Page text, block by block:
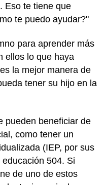
Eso te tiene que
te puedo ayudar?"
para aprender más
ellos lo que haya
la mejor manera de
tener su hijo en la
pueden beneficiar de
como tener un
(IEP, por sus
504. Si
de uno de estos